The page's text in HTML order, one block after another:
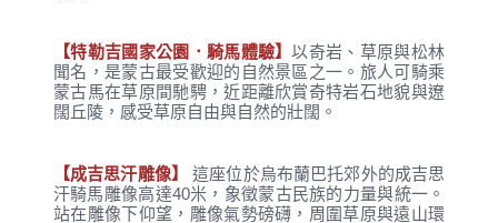
【特勒吉國家公園．騎馬體驗】以奇岩、草原與松林
聞名，是蒙古最受歡迎的自然景區之一。旅人可騎乘
蒙古馬在草原間馳騁，近距離欣賞奇特岩石地貌與遼
闊丘陵，感受草原自由與自然的壯闊。
【成吉思汗雕像】
這座位於烏布蘭巴托郊外的成吉思
汗騎馬雕像高達40米，象徵蒙古民族的力量與統一。
站在雕像下仰望，雕像氣勢磅礴，周圍草原與遠山環